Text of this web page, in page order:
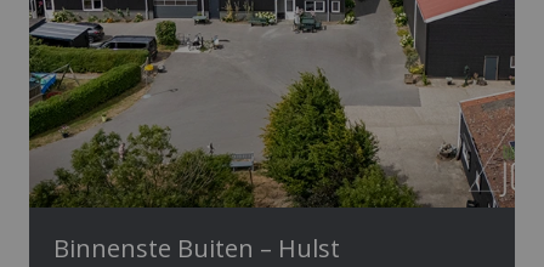
Binnenste Buiten – Hulst